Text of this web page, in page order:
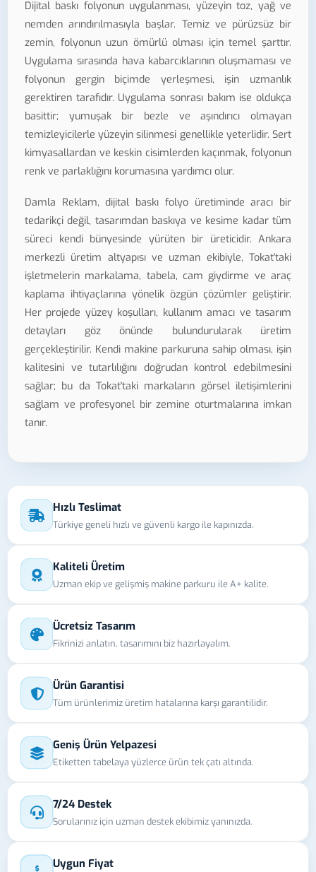
Dijital baskı folyonun uygulanması, yüzeyin toz, yağ ve
nemden arındırılmasıyla başlar. Temiz ve pürüzsüz bir
zemin, folyonun uzun ömürlü olması için temel şarttır.
Uygulama sırasında hava kabarcıklarının oluşmaması ve
folyonun gergin biçimde yerleşmesi, işin uzmanlık
gerektiren tarafıdır. Uygulama sonrası bakım ise oldukça
basittir; yumuşak bir bezle ve aşındırıcı olmayan
temizleyicilerle yüzeyin silinmesi genellikle yeterlidir. Sert
kimyasallardan ve keskin cisimlerden kaçınmak, folyonun
renk ve parlaklığını korumasına yardımcı olur.
Damla Reklam, dijital baskı folyo üretiminde aracı bir
tedarikçi değil, tasarımdan baskıya ve kesime kadar tüm
süreci kendi bünyesinde yürüten bir üreticidir. Ankara
merkezli üretim altyapısı ve uzman ekibiyle, Tokat'taki
işletmelerin markalama, tabela, cam giydirme ve araç
kaplama ihtiyaçlarına yönelik özgün çözümler geliştirir.
Her projede yüzey koşulları, kullanım amacı ve tasarım
detayları göz önünde bulundurularak üretim
gerçekleştirilir. Kendi makine parkuruna sahip olması, işin
kalitesini ve tutarlılığını doğrudan kontrol edebilmesini
sağlar; bu da Tokat'taki markaların görsel iletişimlerini
sağlam ve profesyonel bir zemine oturtmalarına imkan
tanır.
Hızlı Teslimat
Türkiye geneli hızlı ve güvenli kargo ile kapınızda.
Kaliteli Üretim
Uzman ekip ve gelişmiş makine parkuru ile A+ kalite.
Ücretsiz Tasarım
Fikrinizi anlatın, tasarımını biz hazırlayalım.
Ürün Garantisi
Tüm ürünlerimiz üretim hatalarına karşı garantilidir.
Geniş Ürün Yelpazesi
Etiketten tabelaya yüzlerce ürün tek çatı altında.
7/24 Destek
Sorularınız için uzman destek ekibimiz yanınızda.
Uygun Fiyat